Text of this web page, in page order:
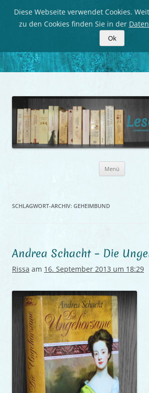
LeseZeit
Menü
SCHLAGWORT-ARCHIV: GEHEIMBUND
Andrea Schacht – Die
Rissa am 16. September 2013 um 18:29
Diese Webseite verwendet Cookies.
zu den Cookies finden Sie in der
Ok